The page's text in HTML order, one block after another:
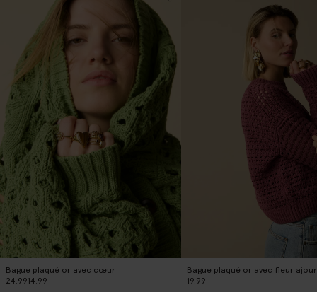
Bague plaqué or avec cœur
24.9914.99
Bague plaqué or avec fleur
19.99